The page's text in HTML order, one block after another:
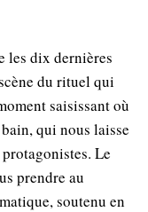
les dix dernières
du rituel qui
saisissant où
qui nous laisse
Le
prendre au
soutenu en